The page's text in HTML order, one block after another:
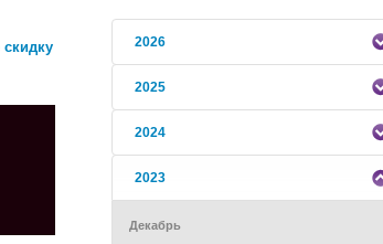
2026
2025
2024
2023
Декабрь